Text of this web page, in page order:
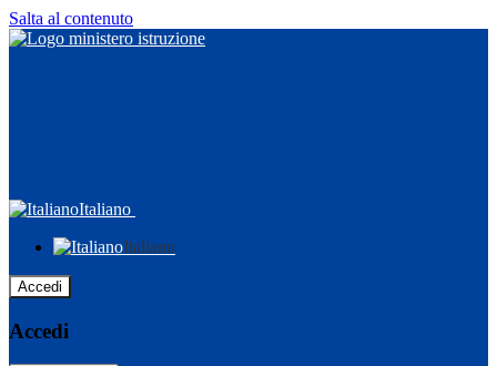
Salta al contenuto
Italiano
Italiano
Accedi
Accedi